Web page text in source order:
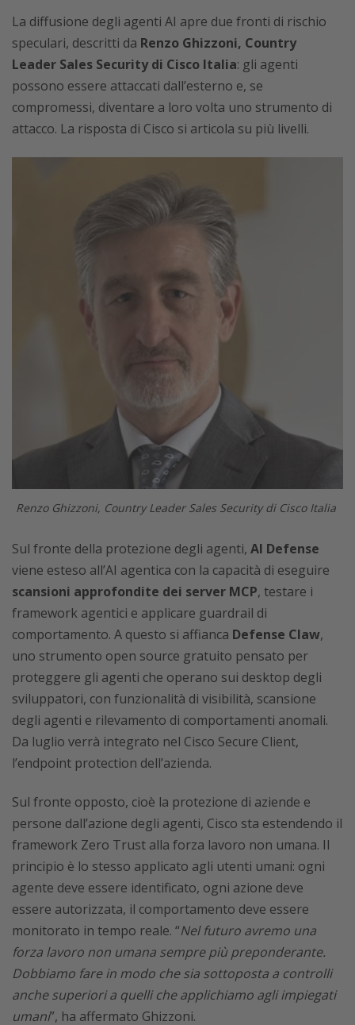
La diffusione degli agenti AI apre due fronti di rischio
speculari, descritti da Renzo Ghizzoni, Country
Leader Sales Security di Cisco Italia: gli agenti
possono essere attaccati dall’esterno e, se
compromessi, diventare a loro volta uno strumento di
attacco. La risposta di Cisco si articola su più livelli.
Renzo Ghizzoni, Country Leader Sales Security di Cisco Italia
Sul fronte della protezione degli agenti, AI Defense
viene esteso all’AI agentica con la capacità di eseguire
scansioni approfondite dei server MCP, testare i
framework agentici e applicare guardrail di
comportamento. A questo si affianca Defense Claw,
uno strumento open source gratuito pensato per
proteggere gli agenti che operano sui desktop degli
sviluppatori, con funzionalità di visibilità, scansione
degli agenti e rilevamento di comportamenti anomali.
Da luglio verrà integrato nel Cisco Secure Client,
l’endpoint protection dell’azienda.
Sul fronte opposto, cioè la protezione di aziende e
persone dall’azione degli agenti, Cisco sta estendendo il
framework Zero Trust alla forza lavoro non umana. Il
principio è lo stesso applicato agli utenti umani: ogni
agente deve essere identificato, ogni azione deve
essere autorizzata, il comportamento deve essere
monitorato in tempo reale. “Nel futuro avremo una
forza lavoro non umana sempre più preponderante.
Dobbiamo fare in modo che sia sottoposta a controlli
anche superiori a quelli che applichiamo agli impiegati
umani”, ha affermato Ghizzoni.